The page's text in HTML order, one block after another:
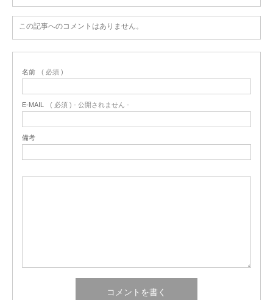
この記事へのコメントはありません。
名前 ( 必須 )
E-MAIL ( 必須 ) - 公開されません -
備考